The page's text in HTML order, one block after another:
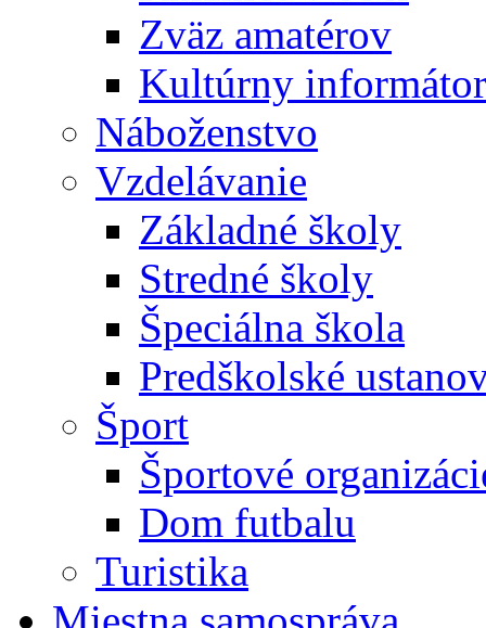
Zväz amatérov
Kultúrny informátor
Náboženstvo
Vzdelávanie
Základné školy
Stredné školy
Špeciálna škola
Predškolské
Šport
Športové
Dom futbalu
Turistika